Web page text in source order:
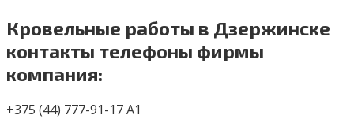
Кровельные работы в Дзержинске
контакты телефоны фирмы
компания:
+375 (44) 777-91-17 A1